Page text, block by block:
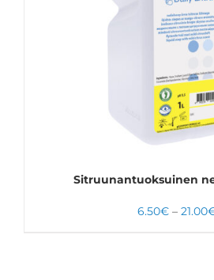
TÄLLÄ
ON
VOIT
Sitruunantuoksuinen
6.50€ – 21.00